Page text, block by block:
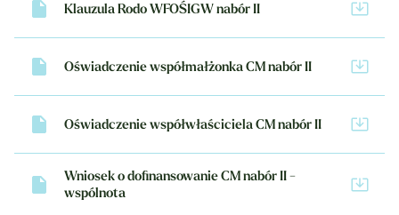
Klauzula Rodo WFOŚIGW nabór II
Oświadczenie współmałżonka CM nabór II
Oświadczenie współwłaściciela CM nabór II
Wniosek o dofinansowanie CM nabór II -
wspólnota